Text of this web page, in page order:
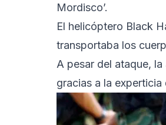
Mordisco’.
El helicóptero Black
transportaba los
A pesar del ataque,
gracias a la